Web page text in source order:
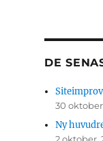
DE
30
Ny